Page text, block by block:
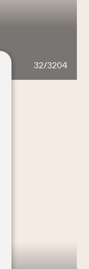
32/3204